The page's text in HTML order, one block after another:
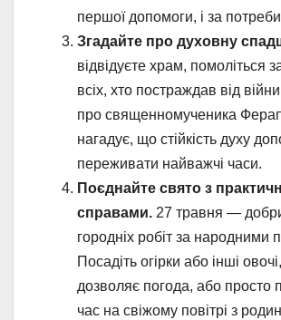
першої допомоги, і за потреби
Згадайте про духовну
відвідуєте храм, помоліться
всіх, хто постраждав від
про священномученика
нагадує, що стійкість духу
переживати найважчі часи.
Поєднайте свято з
справами. 27 травня —
городніх робіт за народними
Посадіть огірки або інші
дозволяє погода, або просто
час на свіжому повітрі з